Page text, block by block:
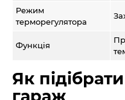
Режим
терморегулятора
Функція
Як